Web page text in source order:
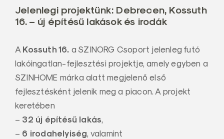
Jelenlegi projektünk: Debrecen, Kossuth
16. – új építésű lakások és irodák
A Kossuth 16. a SZINORG Csoport jelenleg futó
lakóingatlan-fejlesztési projektje, amely egyben a
SZINHOME márka alatt megjelenő első
fejlesztésként jelenik meg a piacon. A projekt
keretében
– 32 új építésű lakás,
– 6 irodahelyiség, valamint